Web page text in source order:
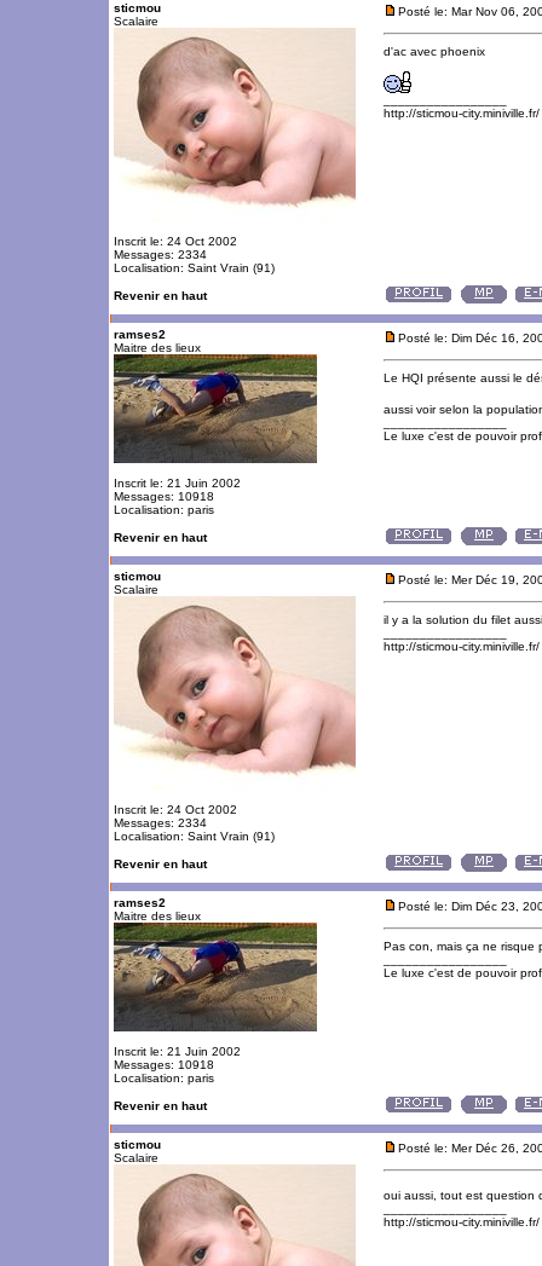
sticmou
Scalaire
Inscrit le: 24 Oct 2002
Messages: 2334
Localisation: Saint Vrain (91)
Posté le: Mar Nov 06,
d'ac avec phoenix
http://sticmou-city.miniville.fr/
Revenir en haut
ramses2
Maitre des lieux
Inscrit le: 21 Juin 2002
Messages: 10918
Localisation: paris
Posté le: Dim Déc 16,
Le HQI présente aussi le
aussi voir selon la
Le luxe c'est de pouvoir
Revenir en haut
sticmou
Scalaire
Inscrit le: 24 Oct 2002
Messages: 2334
Localisation: Saint Vrain (91)
Posté le: Mer Déc 19,
il y a la solution du filet aussi
http://sticmou-city.miniville.fr/
Revenir en haut
ramses2
Maitre des lieux
Inscrit le: 21 Juin 2002
Messages: 10918
Localisation: paris
Posté le: Dim Déc 23,
Pas con, mais ça ne risque
Le luxe c'est de pouvoir
Revenir en haut
sticmou
Scalaire
Posté le: Mer Déc 26,
oui aussi, tout est question
http://sticmou-city.miniville.fr/